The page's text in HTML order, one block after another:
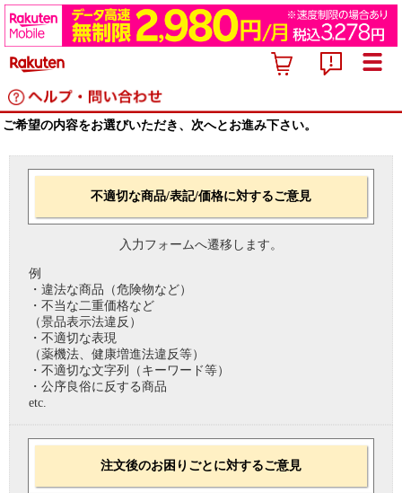
ご希望の内容をお選びいただき、次へとお進み下さい。
不適切な商品/表記/価格に対するご意見
入力フォームへ遷移します。
例
・違法な商品（危険物など）
・不当な二重価格など
（景品表示法違反）
・不適切な表現
（薬機法、健康増進法違反等）
・不適切な文字列（キーワード等）
・公序良俗に反する商品
etc.
注文後のお困りごとに対するご意見